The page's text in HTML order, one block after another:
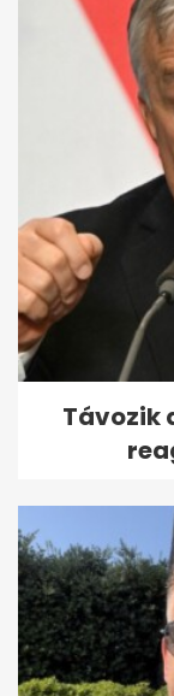
Távozik